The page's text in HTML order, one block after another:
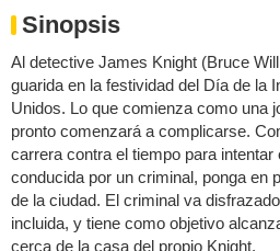
Sinopsis
Al detective James Knight (Bruce
guarida en la festividad del Día de la
Unidos. Lo que comienza como una
pronto comenzará a complicarse.
carrera contra el tiempo para
conducida por un criminal, ponga en
de la ciudad. El criminal va
incluida, y tiene como objetivo
cerca de la casa del propio Knight.